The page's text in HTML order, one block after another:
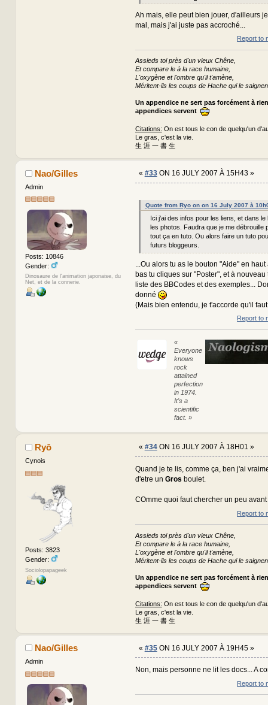
Ah mais, elle peut bien jouer, d'ailleurs
mal, mais j'ai juste pas accroché...
Report to
Assieds toi près d'un vieux Chêne,
Et compare le à la race humaine,
L'oxygène et l'ombre qu'il t'amène,
Méritent-ils les coups de Hache qui le
Un appendice ne sert pas forcément à
appendices servent
Citations: On est tous le con de quelqu'un
Le gras, c'est la vie.
生 涯 一 書 生
Nao/Gilles
Admin
Posts: 10846
Gender:
Dinosaure de l'animation japonaise, du
Net, et de la connerie.
« #33ON 16 JULY 2007 À 15H43 »
Quote from Ryo on on 16 July 2007 à
Ici j'ai des infos pour les liens, et dans le
les photos. Faudra que je me débrouille
tout ça en tuto. Ou alors faire un tuto
futurs bloggeurs.
...Ou alors tu as le bouton "Aide" en
bas tu cliques sur "Poster", et à
liste des BBCodes et des exemples...
donné
(Mais bien entendu, je t'accorde qu'il
Report to
«
Everyone
knows
rock
attained
perfection
in 1974.
It's a
scientific
fact. »
Ryō
Cynois
Posts: 3823
Gender:
Sociolopapageek
« #34ON 16 JULY 2007 À 18H01 »
Quand je te lis, comme ça, ben j'ai
d'etre un Gros boulet.
COmme quoi faut chercher un peu
Report to
Assieds toi près d'un vieux Chêne,
Et compare le à la race humaine,
L'oxygène et l'ombre qu'il t'amène,
Méritent-ils les coups de Hache qui le
Un appendice ne sert pas forcément à
appendices servent
Citations: On est tous le con de quelqu'un
Le gras, c'est la vie.
生 涯 一 書 生
Nao/Gilles
Admin
« #35ON 16 JULY 2007 À 19H45 »
Non, mais personne ne lit les docs... A
Report to